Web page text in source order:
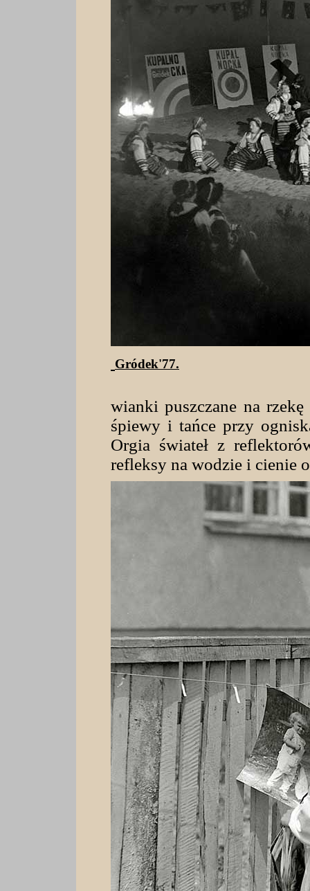
Gródek'77.
wianki puszczane na
śpiewy i tańce przy
Orgia świateł z
refleksy na wodzie i cienie